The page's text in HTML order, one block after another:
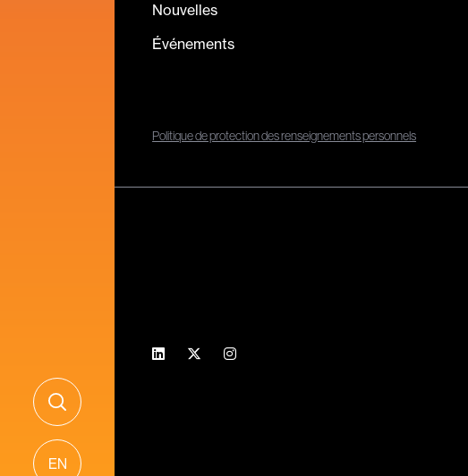
EN
Nouvelles
Événements
Politique de protection des renseignements personnels